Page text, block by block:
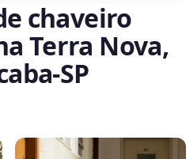
chaveiro
Terra Nova,